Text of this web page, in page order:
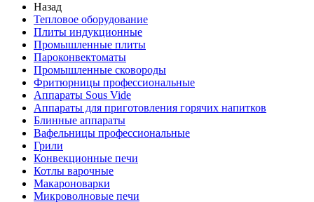
Назад
Тепловое оборудование
Плиты индукционные
Промышленные плиты
Пароконвектоматы
Промышленные сковороды
Фритюрницы профессиональные
Аппараты Sous Vide
Аппараты для приготовления горячих напитков
Блинные аппараты
Вафельницы профессиональные
Грили
Конвекционные печи
Котлы варочные
Макароноварки
Микроволновые печи